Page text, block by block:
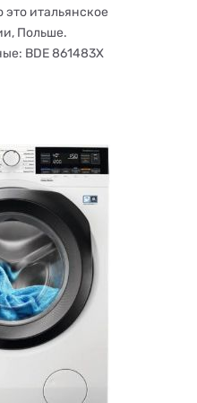
итальянское
Польше.
BDE 861483X